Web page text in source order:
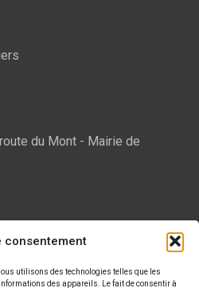
consentement
utilisons des technologies telles que les
des appareils. Le fait de consentir à
du Mont - Mairie de
63000 Clermont-Ferrand